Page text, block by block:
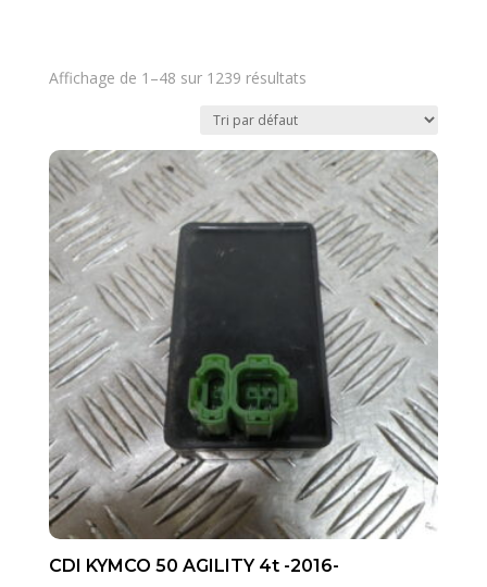
Affichage de 1–48 sur 1239 résultats
CDI KYMCO 50 AGILITY 4t -2016-